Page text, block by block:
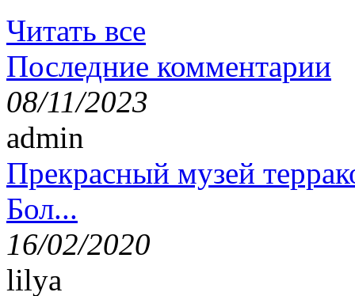
Читать все
Последние комментарии
08/11/2023
admin
Прекрасный музей
Бол...
16/02/2020
lilya